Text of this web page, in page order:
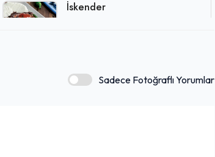
İskender
Sadece Fotoğraflı Yorumlar